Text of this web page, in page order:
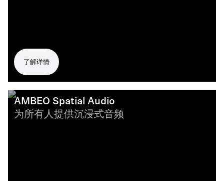
了解详情
AMBEO Spatial Audio
为所有人提供沉浸式音频